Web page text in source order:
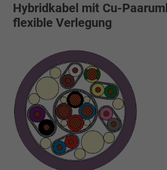
Hybridkabel mit Cu-
flexible Verlegung